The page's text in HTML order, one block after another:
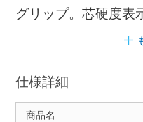
グリップ。芯硬度表
仕様詳細
商品名